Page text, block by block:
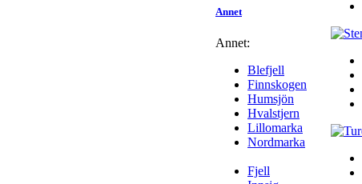
Annet
Annet:
Blefjell
Finnskogen
Humsjön
Hvalstjern
Lillomarka
Nordmarka
Fjell